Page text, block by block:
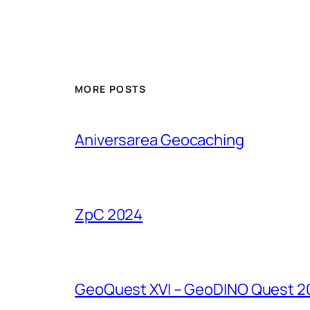
MORE POSTS
Aniversarea Geocaching
ZpC 2024
GeoQuest XVI – GeoDINO Quest